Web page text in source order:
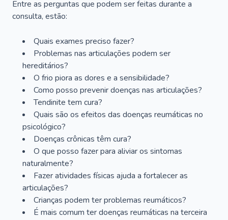
Entre as perguntas que podem ser feitas durante a
consulta, estão:
Quais exames preciso fazer?
Problemas nas articulações podem ser
hereditários?
O frio piora as dores e a sensibilidade?
Como posso prevenir doenças nas articulações?
Tendinite tem cura?
Quais são os efeitos das doenças reumáticas no
psicológico?
Doenças crônicas têm cura?
O que posso fazer para aliviar os sintomas
naturalmente?
Fazer atividades físicas ajuda a fortalecer as
articulações?
Crianças podem ter problemas reumáticos?
É mais comum ter doenças reumáticas na terceira